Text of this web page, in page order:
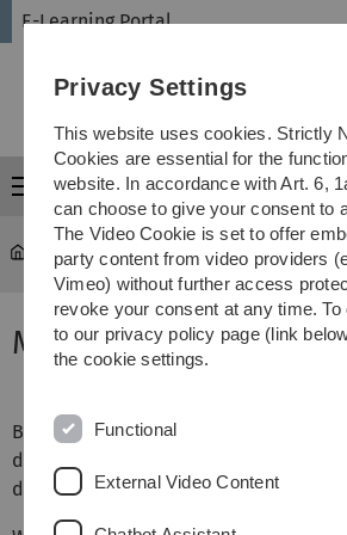
Skip
Skip
Skip
Skip
E-Learning Portal
Menu
E-Learning Portal ... Syntax-
Moodle Filter:
Besonders in der Informatik (und
diversen anderen Studiengängen) hat
diversen Programmiersprachen zu tun.
Privacy Settings
This website uses cookies. Strictly
Cookies are essential for the
website. In accordance with Art. 6,
can choose to give your consent to
The Video Cookie is set to offer
party content from video providers
Vimeo) without further access
revoke your consent at any time.
to our privacy policy page (link
the cookie settings.
Functional
External Video Content